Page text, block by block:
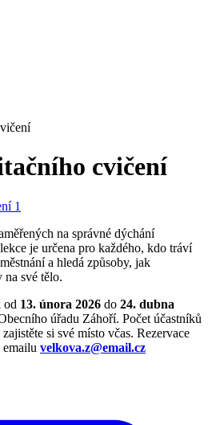
cvičení
na správné dýchání
je určena pro každého, kdo tráví
a hledá způsoby, jak
své tělo.
od 13. února 2026 do 24. dubna
úřadu Záhoří. Počet účastníků
si své místo včas. Rezervace
emailu velkova.z@email.cz